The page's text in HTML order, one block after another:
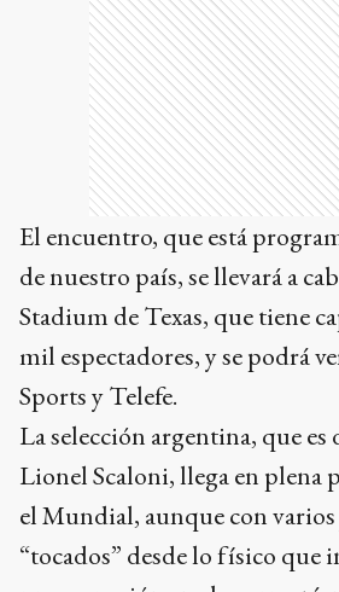
El encuentro, que está
de nuestro país, se llevará a
Stadium de Texas, que tiene
mil espectadores, y se podrá
Sports y Telefe.
La selección argentina, que
Lionel Scaloni, llega en plena
el Mundial, aunque con
“tocados” desde lo físico que